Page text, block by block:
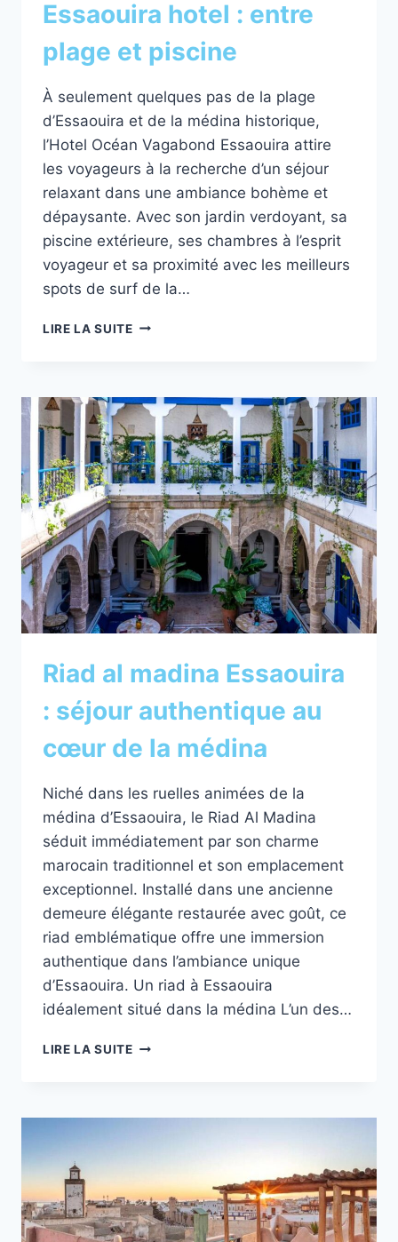
Essaouira hotel : entre
plage et piscine
À seulement quelques pas de la plage
d’Essaouira et de la médina historique,
l’Hotel Océan Vagabond Essaouira attire
les voyageurs à la recherche d’un séjour
relaxant dans une ambiance bohème et
dépaysante. Avec son jardin verdoyant, sa
piscine extérieure, ses chambres à l’esprit
voyageur et sa proximité avec les meilleurs
spots de surf de la…
LIRE LA SUITEOCEAN
:
ENTRE
PLAGE
ET
PISCINE
Riad al madina Essaouira
: séjour authentique au
cœur de la médina
Niché dans les ruelles animées de la
médina d’Essaouira, le Riad Al Madina
séduit immédiatement par son charme
marocain traditionnel et son emplacement
exceptionnel. Installé dans une ancienne
demeure élégante restaurée avec goût, ce
riad emblématique offre une immersion
authentique dans l’ambiance unique
d’Essaouira. Un riad à Essaouira
idéalement situé dans la médina L’un des…
LIRE LA SUITERIAD
:
CŒUR
DE
LA